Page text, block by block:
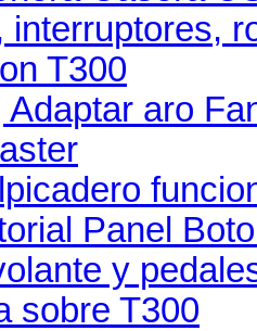
interruptores,
T300
Adaptar aro
Panel
y
sobre T300